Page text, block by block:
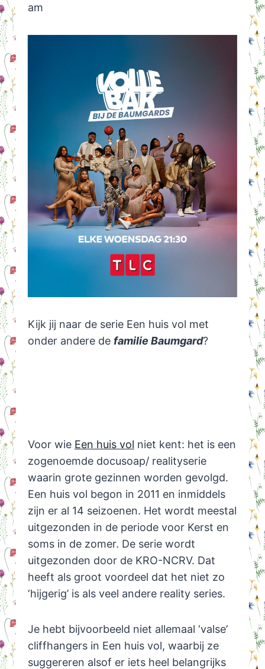
am
Kijk jij naar de serie Een huis vol met
onder andere de familie Baumgard?
Voor wie Een huis vol niet kent: het is een
zogenoemde docusoap/ realityserie
waarin grote gezinnen worden gevolgd.
Een huis vol begon in 2011 en inmiddels
zijn er al 14 seizoenen. Het wordt meestal
uitgezonden in de periode voor Kerst en
soms in de zomer. De serie wordt
uitgezonden door de KRO-NCRV. Dat
heeft als groot voordeel dat het niet zo
‘hijgerig’ is als veel andere reality series.
Je hebt bijvoorbeeld niet allemaal ‘valse’
cliffhangers in Een huis vol, waarbij ze
suggereren alsof er iets heel belangrijks